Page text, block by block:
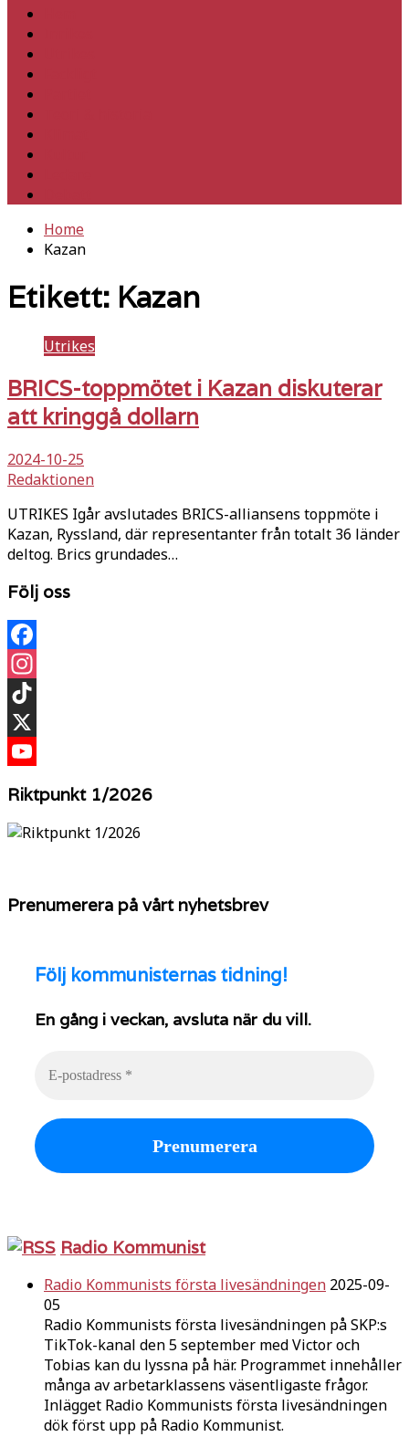
Home
Kazan
Etikett: Kazan
Utrikes
BRICS-toppmötet i Kazan diskuterar
att kringgå dollarn
2024-10-25
Redaktionen
UTRIKES Igår avslutades BRICS-alliansens toppmöte i
Kazan, Ryssland, där representanter från totalt 36 länder
deltog. Brics grundades…
Följ oss
Facebook
Instagram
TikTok
X
Riktpunkt 1/2026
Prenumerera på vårt nyhetsbrev
Följ kommunisternas tidning!
En gång i veckan, avsluta när du vill.
Radio Kommunist
Radio Kommunists första livesändningen 2025-09-
05
Radio Kommunists första livesändningen på SKP:s
TikTok-kanal den 5 september med Victor och
Tobias kan du lyssna på här. Programmet innehåller
många av arbetarklassens väsentligaste frågor.
Inlägget Radio Kommunists första livesändningen
dök först upp på Radio Kommunist.